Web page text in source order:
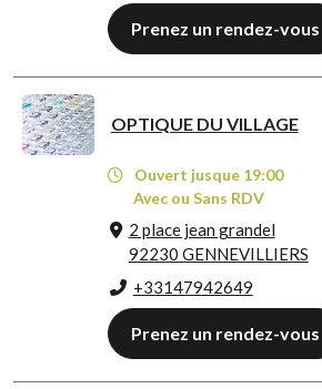
Prenez un rendez-vous
OPTIQUE DU VILLAGE
Ouvert jusque 19:00
Avec ou Sans RDV
2 place jean grandel
92230 GENNEVILLIERS
+33147942649
Prenez un rendez-vous